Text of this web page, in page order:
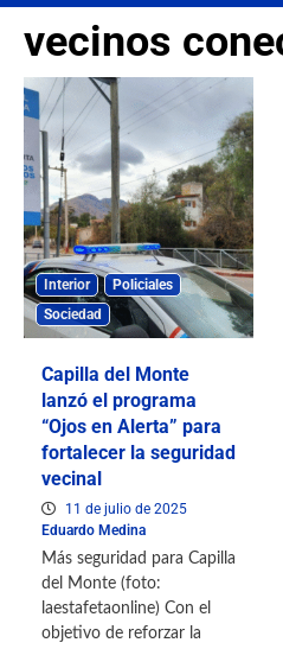
vecinos
Interior
Policiales
Sociedad
Capilla del Monte
lanzó el programa
“Ojos en Alerta” para
fortalecer la seguridad
vecinal
11 de julio de 2025
Eduardo Medina
Más seguridad para Capilla
del Monte (foto:
laestafetaonline) Con el
objetivo de reforzar la